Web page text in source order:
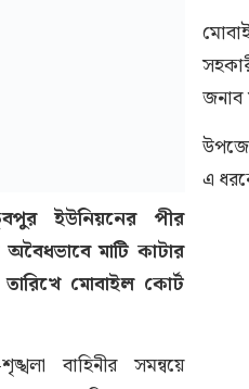
ইউনিয়নের পীর
মাটি কাটার
মোবাইল কোর্ট
বাহিনীর সমন্বয়ে
জনাব
এ